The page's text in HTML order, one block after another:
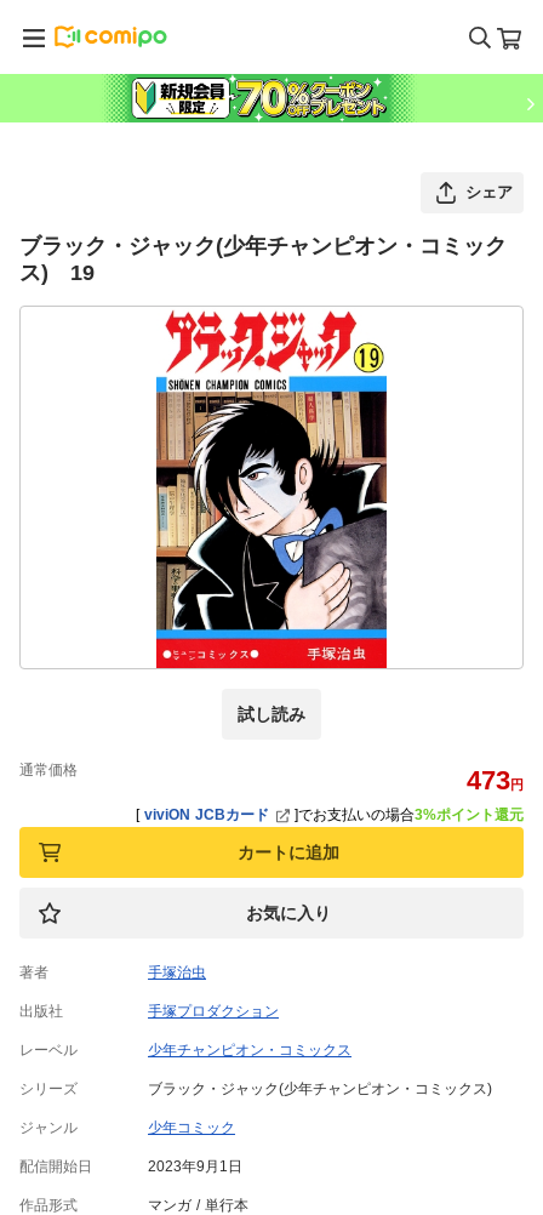
シェア
ブラック・ジャック(少年チャンピオン・コミック
ス) 19
試し読み
通常価格 473円
[ viviON JCBカード ]でお支払いの場合3%ポイント還元
カートに追加
お気に入り
著者 手塚治虫
出版社 手塚プロダクション
レーベル 少年チャンピオン・コミックス
シリーズ ブラック・ジャック(少年チャンピオン・コミックス)
ジャンル 少年コミック
配信開始日 2023年9月1日
作品形式 マンガ 単行本